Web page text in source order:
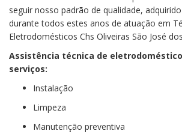
seguir nosso padrão de qualidade,
durante todos estes anos de atuação em
Eletrodomésticos Chs Oliveiras São José
Assistência técnica de
serviços:
Instalação
Limpeza
Manutenção preventiva